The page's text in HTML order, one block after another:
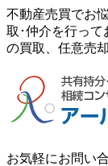
不動産売買でお
取･仲介を行って
の買取、任意売
お気軽にお問い